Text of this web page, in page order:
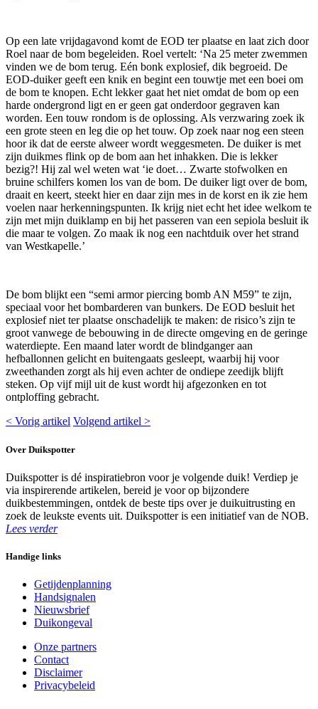
Op een late vrijdagavond komt de EOD ter plaatse en laat zich door
Roel naar de bom begeleiden. Roel vertelt: ‘Na 25 meter zwemmen
vinden we de bom terug. Eén bonk explosief, dik begroeid. De
EOD-duiker geeft een knik en begint een touwtje met een boei om
de bom te knopen. Echt lekker gaat het niet omdat de bom op een
harde ondergrond ligt en er geen gat onderdoor gegraven kan
worden. Een touw rondom is de oplossing. Als verzwaring zoek ik
een grote steen en leg die op het touw. Op zoek naar nog een steen
hoor ik dat de eerste alweer wordt weggesmeten. De duiker is met
zijn duikmes flink op de bom aan het inhakken. Die is lekker
bezig?! Hij zal wel weten wat ‘ie doet… Zwarte stofwolken en
bruine schilfers komen los van de bom. De duiker ligt over de bom,
draait en keert, steekt hier en daar zijn mes in de korst en ik zie hem
voelen naar herkenningspunten. Ik krijg niet echt het idee welkom te
zijn met mijn duiklamp en bij het passeren van een sepiola besluit ik
die maar te volgen. Zo maak ik nog een nachtduik over het strand
van Westkapelle.’
De bom blijkt een “semi armor piercing bomb AN M59” te zijn,
speciaal voor het bombarderen van bunkers. De EOD besluit het
explosief niet ter plaatse onschadelijk te maken: de risico’s zijn te
groot vanwege de bebouwing in de directe omgeving en de geringe
waterdiepte. Een maand later wordt de blindganger aan
hefballonnen gelicht en buitengaats gesleept, waarbij hij voor
zweethanden zorgt als hij even achter de ondiepe zeedijk blijft
steken. Op vijf mijl uit de kust wordt hij afgezonken en tot
ontploffing gebracht.
< Vorig artikel Volgend artikel >
Over Duikspotter
Duikspotter is dé inspiratiebron voor je volgende duik! Verdiep je
via inspirerende artikelen, bereid je voor op bijzondere
duikbestemmingen, ontdek de beste tips over je duikuitrusting en
zoek de leukste events uit. Duikspotter is een initiatief van de NOB.
Lees verder
Handige links
Getijdenplanning
Handsignalen
Nieuwsbrief
Duikongeval
Onze partners
Contact
Disclaimer
Privacybeleid